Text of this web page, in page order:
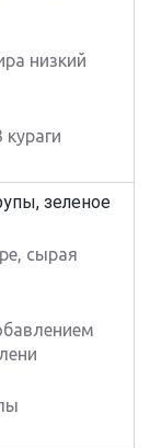
низкий
зеленое
сырая